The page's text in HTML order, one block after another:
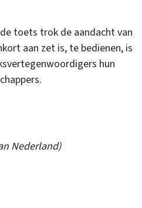
toets trok de aandacht van
aan zet is, te bedienen, is
hun
Nederland)